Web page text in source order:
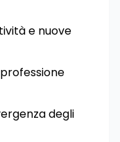
e nuove
degli